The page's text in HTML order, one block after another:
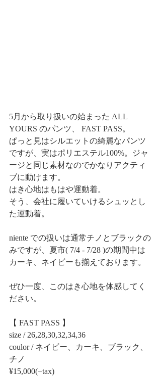
5月から取り扱いの始まった ALL
YOURS のパンツ、 FAST PASS。
ぱっと見はシルエットの綺麗なパンツ
ですが、実はポリエステル100%。ジャ
ージと同じ素材なのでかなりアクティ
ブに動けます。
はき心地はもはや運動着。
そう、会社に履いていけるシュッとし
た運動着。
niente での扱いは通常チノとブラックの
みですが、夏市( 7/4 - 7/28 )の期間中は
カーキ、ネイビーも揃えております。
ぜひ一度、このはき心地を体感してく
ださい。
【 FAST PASS 】
size / 26,28,30,32,34,36
coulor / ネイビー、カーキ、ブラック、
チノ
¥15,000(+tax)